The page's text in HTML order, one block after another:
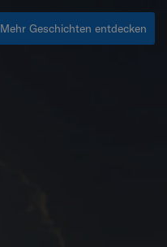
Mehr Geschichten entdecken